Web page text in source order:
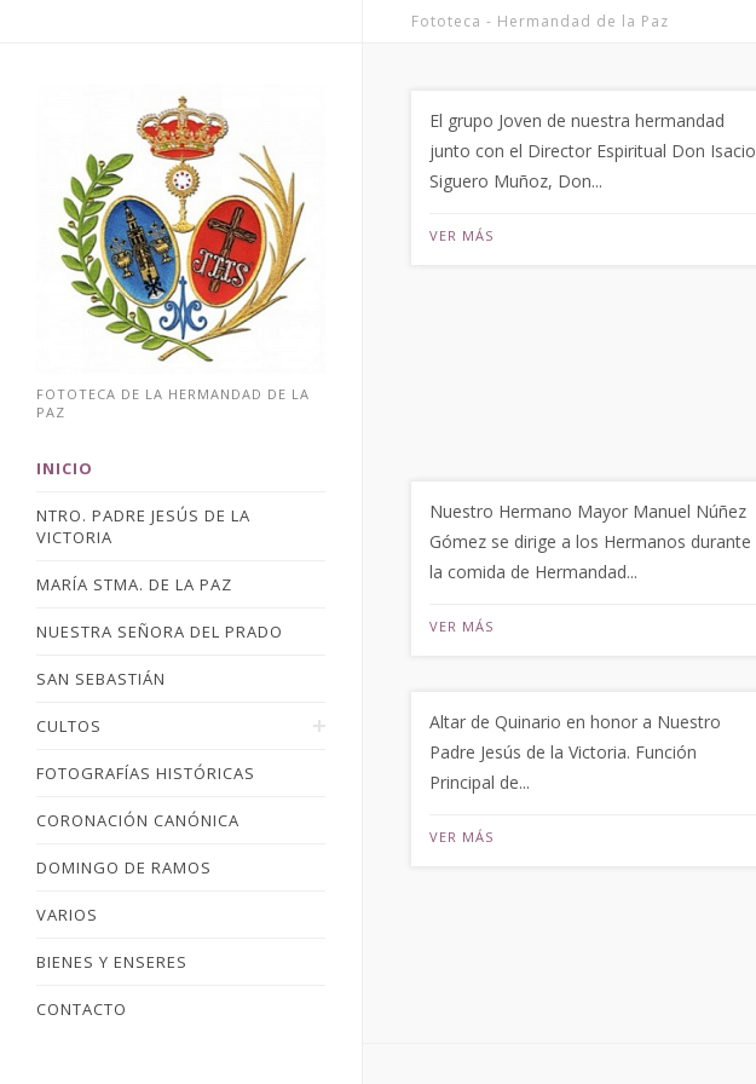
Fototeca - Hermandad de la Paz
FOTOTECA DE LA HERMANDAD DE LA
PAZ
INICIO
NTRO. PADRE JESÚS DE LA
VICTORIA
MARÍA STMA. DE LA PAZ
NUESTRA SEÑORA DEL PRADO
SAN SEBASTIÁN
CULTOS
FOTOGRAFÍAS HISTÓRICAS
CORONACIÓN CANÓNICA
DOMINGO DE RAMOS
VARIOS
BIENES Y ENSERES
CONTACTO
El grupo Joven de nuestra hermandad
junto con el Director Espiritual Don Isacio
Siguero Muñoz, Don...
VER MÁS
Nuestro Hermano Mayor Manuel Núñez
Gómez se dirige a los Hermanos durante
la comida de Hermandad...
VER MÁS
Altar de Quinario en honor a Nuestro
Padre Jesús de la Victoria. Función
Principal de...
VER MÁS